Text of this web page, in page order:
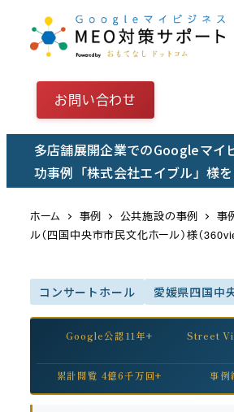
テ
お問い合わせ
多店舗展開企業でのGoogleマイ
功事例「株式会社エイブル」様
ホーム 事例 公共施設の事例
事
ル（四国中央市市民文化ホール）様（
コンサートホール 愛媛県四国中
Google公認11年+
Street
累計閲覧 4億6千万回+
事例